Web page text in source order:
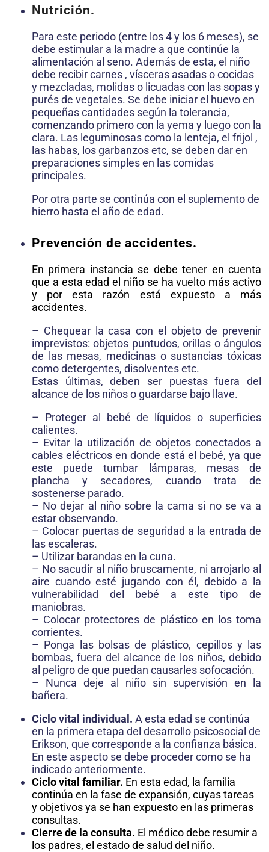
Nutrición.
Para este periodo (entre los 4 y los 6 meses), se
debe estimular a la madre a que continúe la
alimentación al seno. Además de esta, el niño
debe recibir carnes , vísceras asadas o cocidas
y mezcladas, molidas o licuadas con las sopas y
purés de vegetales. Se debe iniciar el huevo en
pequeñas cantidades según la tolerancia,
comenzando primero con la yema y luego con la
clara. Las leguminosas como la lenteja, el frijol ,
las habas, los garbanzos etc, se deben dar en
preparaciones simples en las comidas
principales.
Por otra parte se continúa con el suplemento de
hierro hasta el año de edad.
Prevención de accidentes.
En primera instancia se debe tener en cuenta
que a esta edad el niño se ha vuelto más activo
y por esta razón está expuesto a más
accidentes.
– Chequear la casa con el objeto de prevenir
imprevistos: objetos puntudos, orillas o ángulos
de las mesas, medicinas o sustancias tóxicas
como detergentes, disolventes etc.
Estas últimas, deben ser puestas fuera del
alcance de los niños o guardarse bajo llave.
– Proteger al bebé de líquidos o superficies
calientes.
– Evitar la utilización de objetos conectados a
cables eléctricos en donde está el bebé, ya que
este puede tumbar lámparas, mesas de
plancha y secadores, cuando trata de
sostenerse parado.
– No dejar al niño sobre la cama si no se va a
estar observando.
– Colocar puertas de seguridad a la entrada de
las escaleras.
– Utilizar barandas en la cuna.
– No sacudir al niño bruscamente, ni arrojarlo al
aire cuando esté jugando con él, debido a la
vulnerabilidad del bebé a este tipo de
maniobras.
– Colocar protectores de plástico en los toma
corrientes.
– Ponga las bolsas de plástico, cepillos y las
bombas, fuera del alcance de los niños, debido
al peligro de que puedan causarles sofocación.
– Nunca deje al niño sin supervisión en la
bañera.
Ciclo vital individual. A esta edad se continúa
en la primera etapa del desarrollo psicosocial de
Erikson, que corresponde a la confianza básica.
En este aspecto se debe proceder como se ha
indicado anteriormente.
Ciclo vital familiar. En esta edad, la familia
continúa en la fase de expansión, cuyas tareas
y objetivos ya se han expuesto en las primeras
consultas.
Cierre de la consulta. El médico debe resumir a
los padres, el estado de salud del niño.